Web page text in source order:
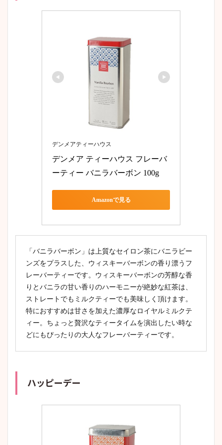
デンメアティーハウス
デンメア ティーハウス フレーバ
ーティー バニラバーボン 100g
Amazonで見る
「バニラバーボン」は上質なセイロン茶にバニラビー
ンズをプラスした、ウィスキーバーボンの香り漂うフ
レーバーティーです。ウィスキーバーボンの芳醇な香
りとバニラの甘い香りのハーモニーが絶妙な紅茶は、
ストレートでもミルクティーでも美味しく頂けます。
特におすすめは甘さを加えた濃厚なロイヤルミルクテ
ィー。ちょっと贅沢なティータイムを演出したい時な
どにもぴったりの大人なフレーバーティーです。
ハッピーデー